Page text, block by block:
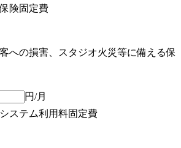
険固定費
への損害、スタジオ火災等に備える保
円/月
ステム利用料固定費